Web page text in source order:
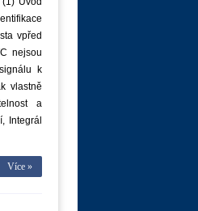
vpřed
nejsou
k
vlastně
a
Integrál
Více »